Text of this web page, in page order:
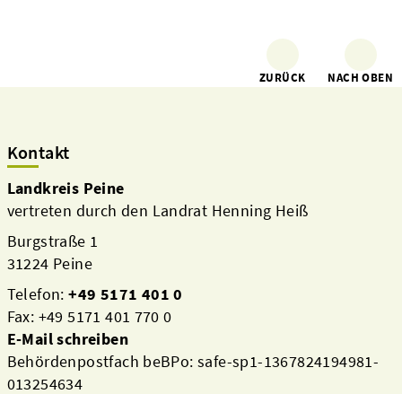
ZURÜCK NACH OBEN
Kontakt
Landkreis Peine
vertreten durch den Landrat Henning Heiß
Burgstraße 1
31224 Peine
Telefon:+49 5171 401 0
Fax: +49 5171 401 770 0
E-Mail schreiben
Behördenpostfach beBPo: safe-sp1-1367824194981-
013254634